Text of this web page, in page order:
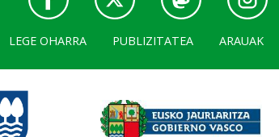
LEGE OHARRA PUBLIZITATEA ARAUAK